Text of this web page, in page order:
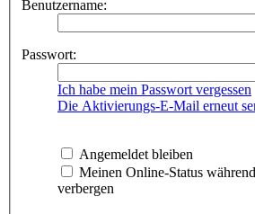
Benutzername:
Passwort:
Ich habe mein Passwort vergessen
Die Aktivierungs-E-Mail erneut
Angemeldet bleiben
Meinen Online-Status
verbergen